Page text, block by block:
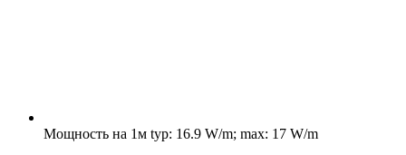
Мощность на 1м typ: 16.9 W/m; max: 17 W/m